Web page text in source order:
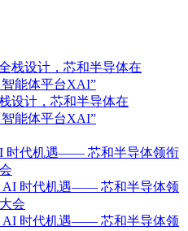
设计，芯和半导体在
智能体平台XAI”
时代机遇—— 芯和半导体领衔